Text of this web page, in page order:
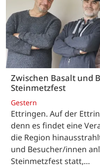
Zwischen Basalt und
Steinmetzfest
Gestern
Ettringen. Auf der
denn es findet eine
die Region
und Besucher/innen
Steinmetzfest statt,…